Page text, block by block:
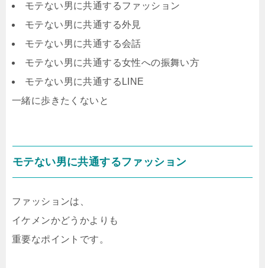
モテない男に共通するファッション
モテない男に共通する外見
モテない男に共通する会話
モテない男に共通する女性への振舞い方
モテない男に共通するLINE
一緒に歩きたくないと
モテない男に共通するファッション
ファッションは、
イケメンかどうかよりも
重要なポイントです。